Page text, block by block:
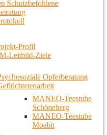
Schutzbefohlene
Profil
Leitbild-Ziele
Opferberatung
MANEO-Teestube
Schöneberg
MANEO-Teestube
Moabit